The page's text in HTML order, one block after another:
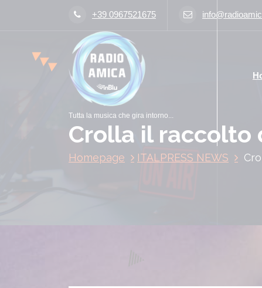
+39 0967521675
Tutta la musica che gira intorno...
Crolla il raccolto
Homepage ITALPRESS NEWS